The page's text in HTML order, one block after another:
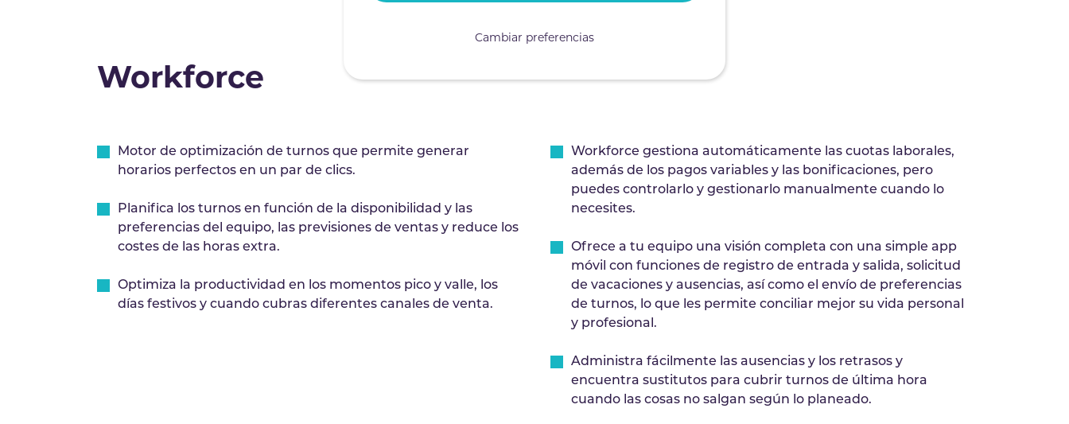
Workforce
Motor de optimización de turnos que permite generar
horarios perfectos en un par de clics.
Planifica los turnos en función de la disponibilidad y las
preferencias del equipo, las previsiones de ventas y reduce los
costes de las horas extra.
Optimiza la productividad en los momentos pico y valle, los
días festivos y cuando cubras diferentes canales de venta.
Workforce gestiona automáticamente las cuotas laborales,
además de los pagos variables y las bonificaciones, pero
puedes controlarlo y gestionarlo manualmente cuando lo
necesites.
Ofrece a tu equipo una visión completa con una simple app
móvil con funciones de registro de entrada y salida, solicitud
de vacaciones y ausencias, así como el envío de preferencias
de turnos, lo que les permite conciliar mejor su vida personal
y profesional.
Administra fácilmente las ausencias y los retrasos y
encuentra sustitutos para cubrir turnos de última hora
cuando las cosas no salgan según lo planeado.
Cambiar preferencias